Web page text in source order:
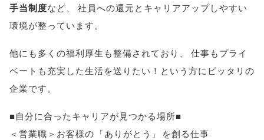
手当制度など
社員への還元とキャリアアップしやすい
環境が整っています。
他にも多くの福利厚生も整備されており
仕事もプライ
ベートも充実した生活を送りたい！という方にピッタリの
企業です。
■自分に合ったキャリアが見つかる場所■
＜営業職＞お客様の 「ありがとう 」
を創る仕事